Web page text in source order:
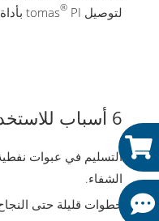
لتوصيل tomas
® PI بأداة تقويم الأسنان.
6 أسباب للاستخدام tomas
التسليم في عبوات
الشفاء.
خطوات قليلة حتى